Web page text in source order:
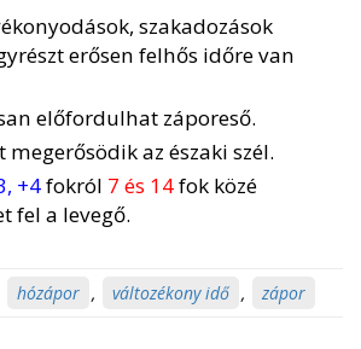
szakadozások
erősen felhős időre van
előfordulhat záporeső.
megerősödik az északi szél.
+4fokról 7 és 14fok közé
fel a levegő.
hózápor , változékony idő , zápor